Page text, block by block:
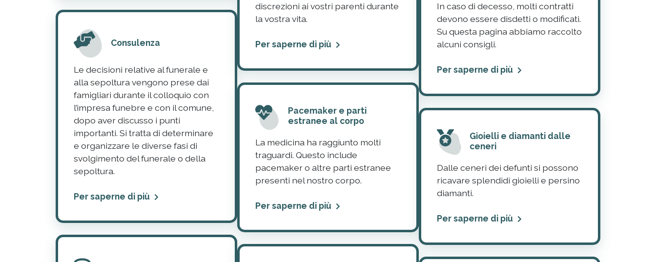
Consulenza
Le decisioni relative al funerale e
alla sepoltura vengono prese dai
famigliari durante il colloquio con
l’impresa funebre e con il comune,
dopo aver discusso i punti
importanti. Si tratta di determinare
e organizzare le diverse fasi di
svolgimento del funerale o della
sepoltura.
Per saperne di più
discrezioni ai vostri parenti durante
la vostra vita.
Per saperne di più
Pacemaker e parti
estranee al corpo
La medicina ha raggiunto molti
traguardi. Questo include
pacemaker o altre parti estranee
presenti nel nostro corpo.
Per saperne di più
In caso di decesso, molti contratti
devono essere disdetti o modificati.
Su questa pagina abbiamo raccolto
alcuni consigli.
Per saperne di più
Gioielli e diamanti dalle
ceneri
Dalle ceneri dei defunti si possono
ricavare splendidi gioielli e persino
diamanti.
Per saperne di più